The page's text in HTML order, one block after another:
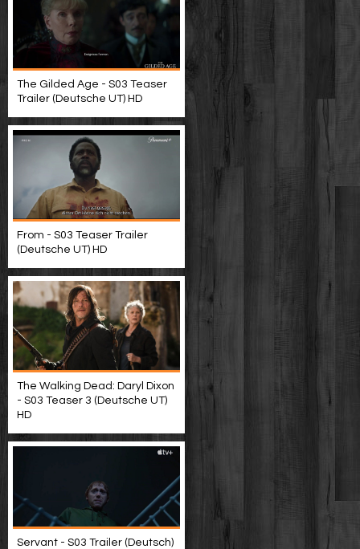
The Gilded Age - S03 Teaser
Trailer (Deutsche UT) HD
From - S03 Teaser Trailer
(Deutsche UT) HD
The Walking Dead: Daryl Dixon
- S03 Teaser 3 (Deutsche UT)
HD
Servant - S03 Trailer (Deutsch)